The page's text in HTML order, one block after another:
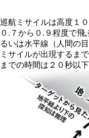
巡航ミサイルは高度１
０.７から０.９程度で
るいは水平線（人間の
ミサイルが出現するま
までの時間は２０秒以下